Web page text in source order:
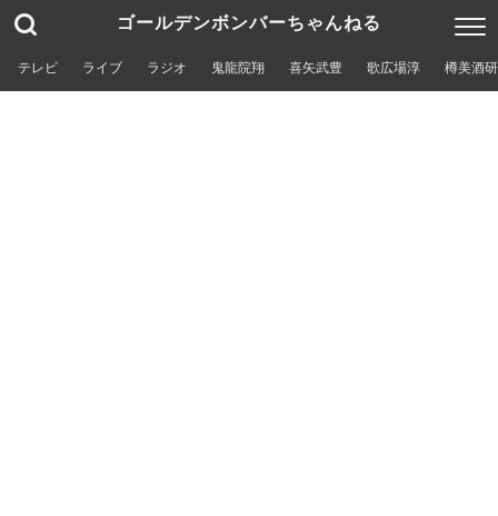
ゴールデンボンバーちゃんねる
テレビ ライブ ラジオ 鬼龍院翔 喜矢武豊 歌広場淳 樽美酒